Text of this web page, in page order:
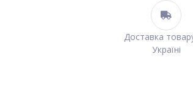
Доставка
Україні